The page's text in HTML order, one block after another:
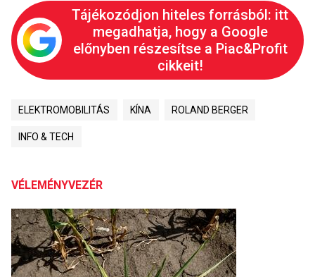
Tájékozódjon hiteles forrásból: itt
megadhatja, hogy a Google
előnyben részesítse a Piac&Profit
cikkeit!
ELEKTROMOBILITÁS KÍNA ROLAND BERGER
INFO & TECH
VÉLEMÉNYVEZÉR